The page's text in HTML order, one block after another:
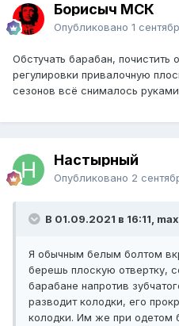
Борисыч МСК
Опубликовано 1
Обстучать барабан, почистить
регулировки привалочную
сезонов всё снималось
Настырный
Опубликовано 2
В 01.09.2021 в 16:11,
Я обычным белым болтом
берешь плоскую отвертку,
барабане напротив
разводит колодки, его
колодки. Им же при одетом